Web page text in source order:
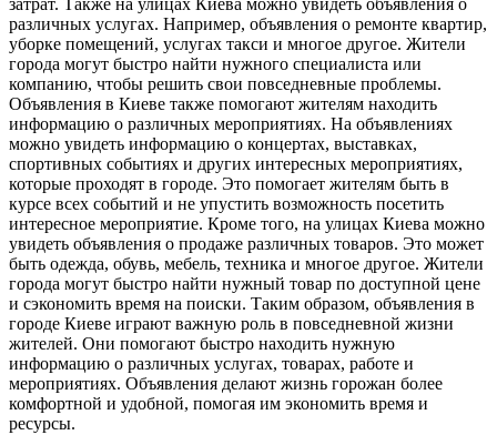
затрат. Также на улицах Киева можно увидеть объявления о
различных услугах. Например, объявления о ремонте квартир,
уборке помещений, услугах такси и многое другое. Жители
города могут быстро найти нужного специалиста или
компанию, чтобы решить свои повседневные проблемы.
Объявления в Киеве также помогают жителям находить
информацию о различных мероприятиях. На объявлениях
можно увидеть информацию о концертах, выставках,
спортивных событиях и других интересных мероприятиях,
которые проходят в городе. Это помогает жителям быть в
курсе всех событий и не упустить возможность посетить
интересное мероприятие. Кроме того, на улицах Киева можно
увидеть объявления о продаже различных товаров. Это может
быть одежда, обувь, мебель, техника и многое другое. Жители
города могут быстро найти нужный товар по доступной цене
и сэкономить время на поиски. Таким образом, объявления в
городе Киеве играют важную роль в повседневной жизни
жителей. Они помогают быстро находить нужную
информацию о различных услугах, товарах, работе и
мероприятиях. Объявления делают жизнь горожан более
комфортной и удобной, помогая им экономить время и
ресурсы.